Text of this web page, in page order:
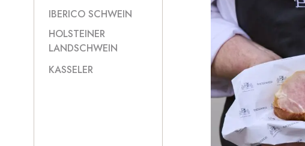
IBERICO SCHWEIN
HOLSTEINER
LANDSCHWEIN
KASSELER